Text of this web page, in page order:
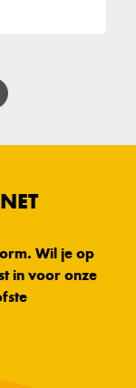
Wil je op
in voor onze